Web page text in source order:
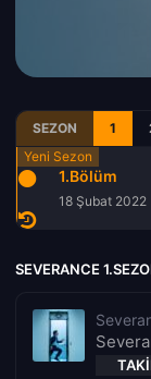
SEZON 1
1.Bölüm
18 Şubat 2022
SEVERANCE